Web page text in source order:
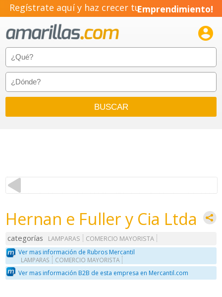
Regístrate aquí y haz crecer tuEmprendimiento!

Hernan e Fuller y Cia Ltda
categorías LAMPARAS
COMERCIO MAYORISTA
Ver mas información de Rubros Mercantil
LAMPARAS COMERCIO MAYORISTA
Ver mas información B2B de esta empresa en Mercantil.com